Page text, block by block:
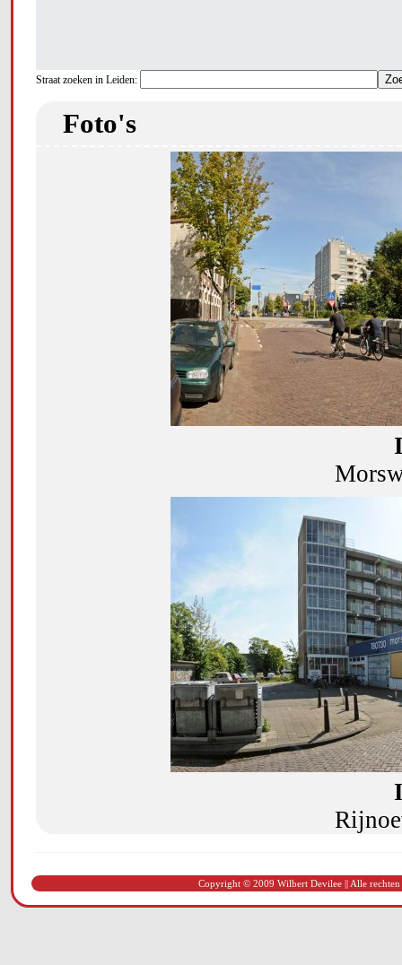
Straat zoeken in Leiden:
Foto's
Copyright © 2009 Wilbert Devilee || Alle